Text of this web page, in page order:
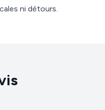
ni détours.